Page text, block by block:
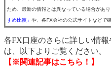
ため、最新の情報とは異なっている場合があ
すめ比較」 や、各FX会社の公式サイトなどで
各FX口座のさらに詳しい情
は、以下よりご覧ください。
【※関連記事はこちら！】